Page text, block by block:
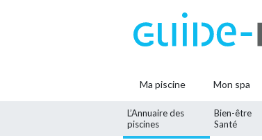
Ma piscine Mon spa
L’Annuaire des
piscines
Bien-être
Santé